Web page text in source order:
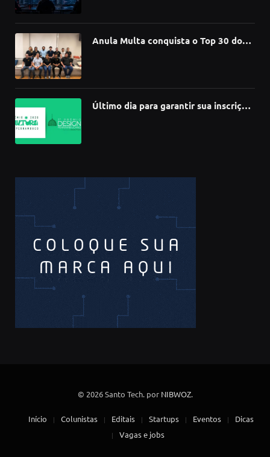
Anula Multa conquista o Top 30 do
Último dia para garantir sua inscrição
© 2026 Santo Tech. por NIBWOZ.
Início Colunistas Editais Startups Eventos
Dicas
Vagas e jobs